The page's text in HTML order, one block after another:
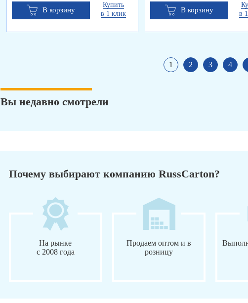
В корзину
Купить
в 1 клик
В корзину
в
1 2 3 4
Вы недавно смотрели
Почему выбирают компанию RussCarton?
На рынке
с 2008 года
Продаем оптом и в
розницу